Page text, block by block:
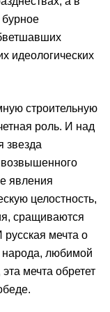
бурное
идеологических
строительную
роль. И над
звезда
возвышенного
явления
целостность,
сращиваются
мечта о
народа, любимой
мечта обретет